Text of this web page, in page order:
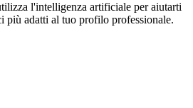
l'intelligenza artificiale per aiutarti
più adatti al tuo profilo professionale.